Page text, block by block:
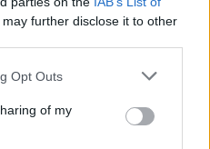
may further disclose it to other
uses one or more Google
behaviour. You may click to
and its third-party tags to
Opt Outs
of my
Crossword